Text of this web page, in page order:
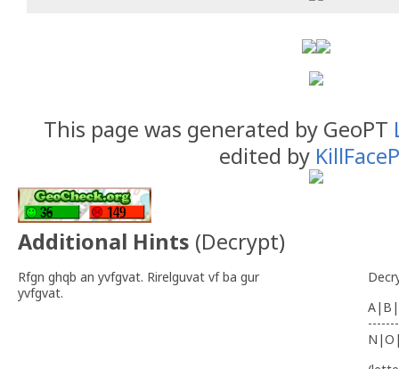
This page was generated by GeoPT
edited by
Additional Hints (Decrypt)
Rfgn ghqb an yvfgvat. Rirelguvat vf ba gur
yvfgvat.